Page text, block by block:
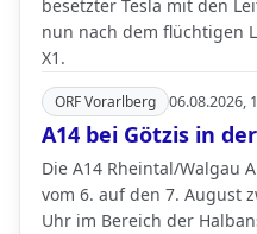
besetzter Tesla mit den
nun nach dem flüchtigen
X1.
ORF Vorarlberg 06.08.2026,
A14 bei Götzis in
Die A14 Rheintal/Walgau
vom 6. auf den 7. August
Uhr im Bereich der